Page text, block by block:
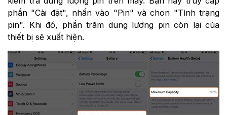
phần "Cài đặt", nhấn vào "Pin" và chọn "Tình trạng
pin". Khi đó, phần trăm dung lượng pin còn lại của
thiết bị sẽ xuất hiện.